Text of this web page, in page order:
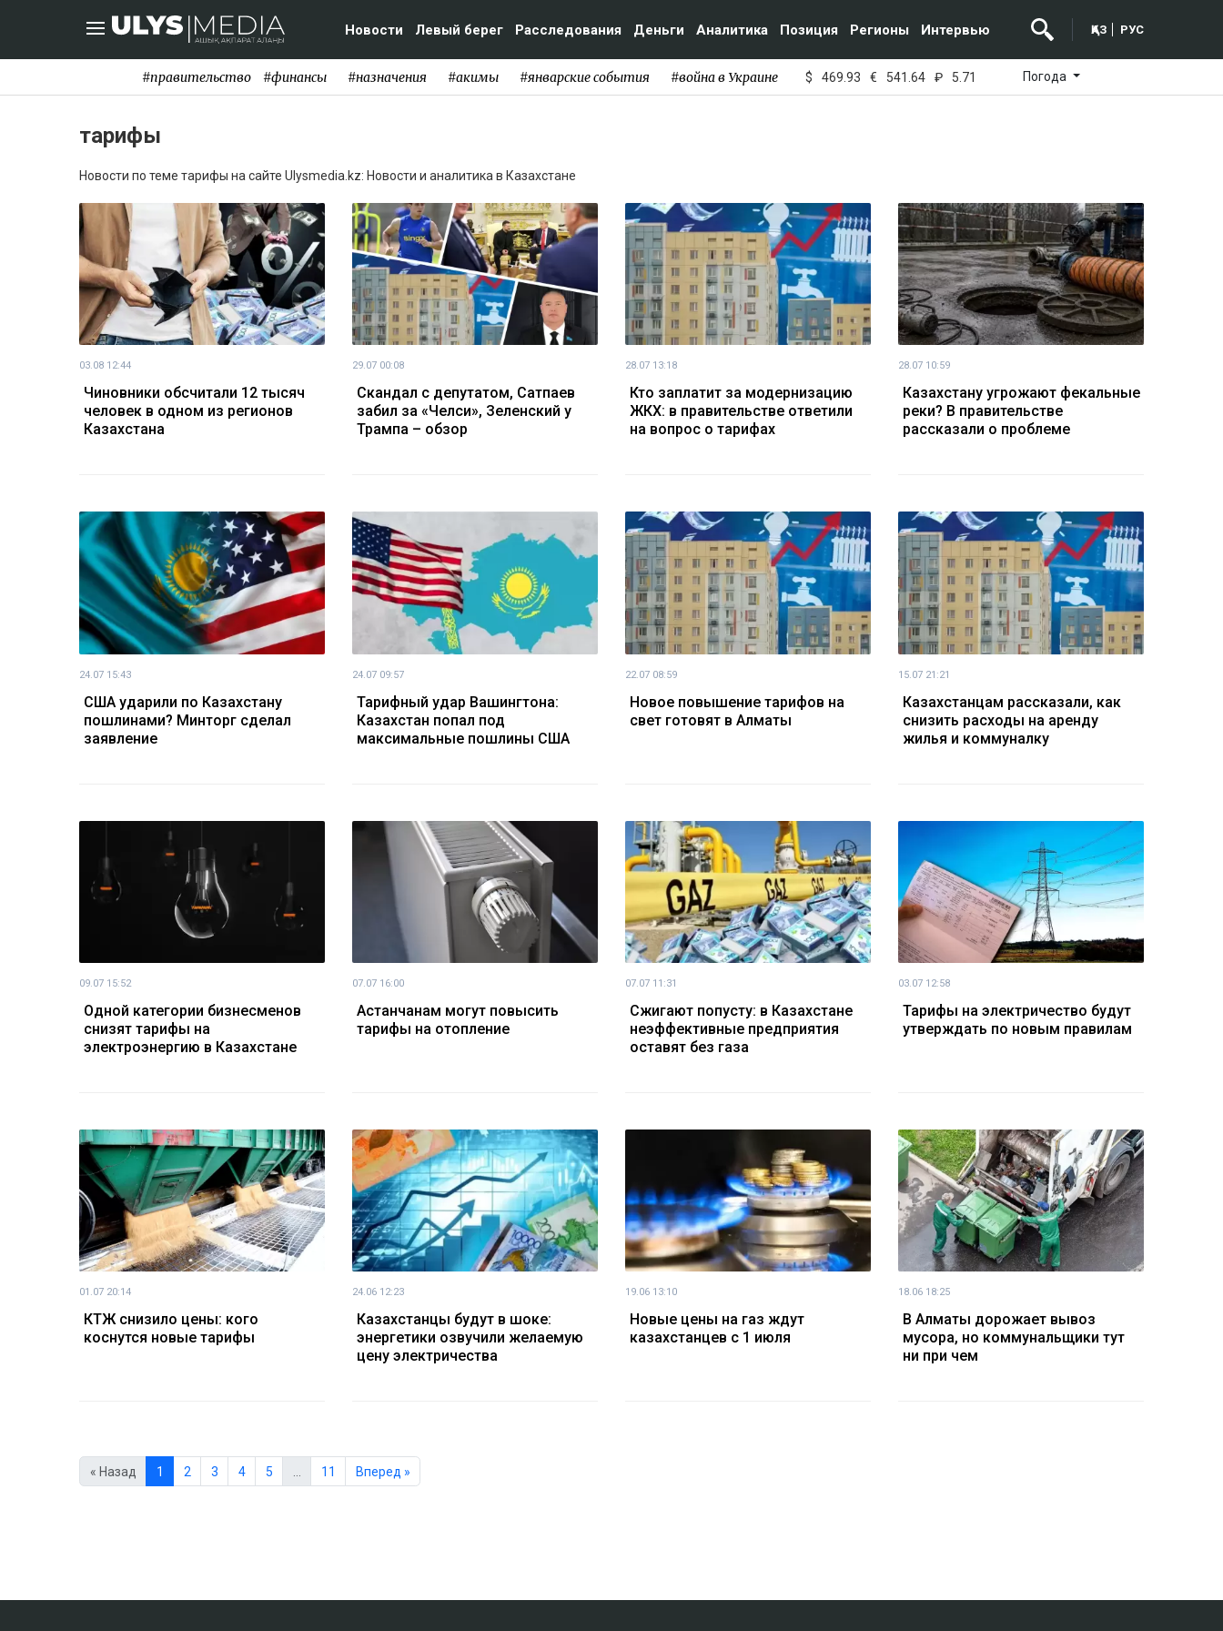
Новости Левый берег Расследования Деньги Аналитика Позиция Регионы Интервью ҚАЗ РУС
#правительство #финансы #назначения #акимы #январские события #война в Украине $ 469.93 € 541.64 ₽ 5.71 Погода
тарифы
Новости по теме тарифы на сайте Ulysmedia.kz: Новости и аналитика в Казахстане
03.08 12:44
Чиновники обсчитали 12 тысяч
человек в одном из регионов
Казахстана
29.07 00:08
Скандал с депутатом, Сатпаев
забил за «Челси», Зеленский у
Трампа – обзор
28.07 13:18
Кто заплатит за модернизацию
ЖКХ: в правительстве ответили
на вопрос о тарифах
28.07 10:59
Казахстану угрожают фекальные
реки? В правительстве
рассказали о проблеме
24.07 15:43
США ударили по Казахстану
пошлинами? Минторг сделал
заявление
24.07 09:57
Тарифный удар Вашингтона:
Казахстан попал под
максимальные пошлины США
22.07 08:59
Новое повышение тарифов на
свет готовят в Алматы
15.07 21:21
Казахстанцам рассказали, как
снизить расходы на аренду
жилья и коммуналку
09.07 15:52
Одной категории бизнесменов
снизят тарифы на
электроэнергию в Казахстане
07.07 16:00
Астанчанам могут повысить
тарифы на отопление
07.07 11:31
Сжигают попусту: в Казахстане
неэффективные предприятия
оставят без газа
03.07 12:58
Тарифы на электричество будут
утверждать по новым правилам
01.07 20:14
КТЖ снизило цены: кого
коснутся новые тарифы
24.06 12:23
Казахстанцы будут в шоке:
энергетики озвучили желаемую
цену электричества
19.06 13:10
Новые цены на газ ждут
казахстанцев с 1 июля
18.06 18:25
В Алматы дорожает вывоз
мусора, но коммунальщики тут
ни при чем
« Назад 1 2 3 4 5 11 Вперед »